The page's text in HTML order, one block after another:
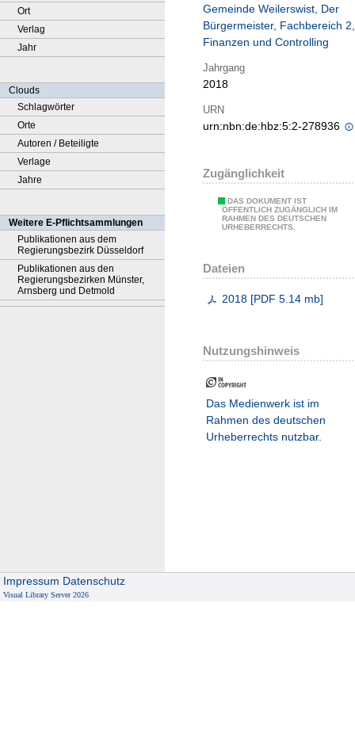
Ort
Verlag
Jahr
Clouds
Schlagwörter
Orte
Autoren / Beteiligte
Verlage
Jahre
Weitere E-Pflichtsammlungen
Publikationen aus dem
Regierungsbezirk Düsseldorf
Publikationen aus den
Regierungsbezirken Münster,
Arnsberg und Detmold
Gemeinde Weilerswist, Der
Bürgermeister, Fachbereich 2,
Finanzen und Controlling
Jahrgang
2018
URN
urn:nbn:de:hbz:5:2-278936
Zugänglichkeit
DAS DOKUMENT IST
ÖFFENTLICH ZUGÄNGLICH IM
RAHMEN DES DEUTSCHEN
URHEBERRECHTS.
Dateien
2018 [PDF 5.14 mb]
Nutzungshinweis
Das Medienwerk ist im
Rahmen des deutschen
Urheberrechts nutzbar.
Impressum Datenschutz
Visual Library Server 2026